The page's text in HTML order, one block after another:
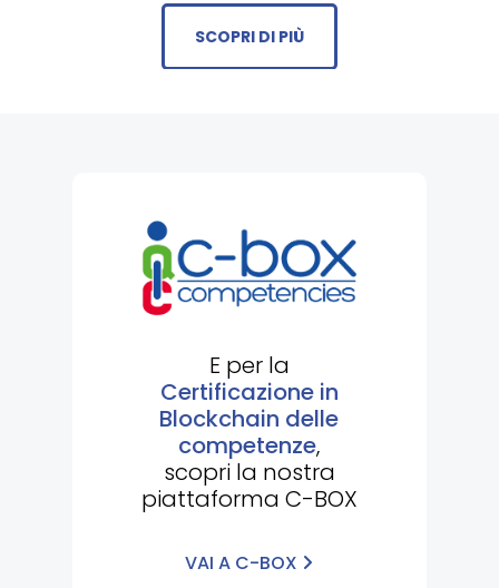
SCOPRI DI PIÙ
E per la
Certificazione in
Blockchain delle
competenze,
scopri la nostra
piattaforma C-BOX
VAI A C-BOX